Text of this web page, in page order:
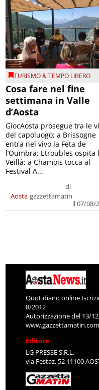
TURISMO & TEMPO LIBERO
Cosa fare nel fine
settimana in Valle
d’Aosta
Aosta
di
gazzettamatin
il 07/08/
GiocAosta prosegue tra le
del capoluogo; a Brissogne
entra nel vivo la Feta de
l’Oumbra; Etroubles ospita
Veillà; a Chamois tocca al
Festival A...
Quotidiano online
8/2012
Autorizzazione del 13/
www.gazzettamatin.com
Editore
LG PRESSE S.R.L.
via Festaz, 52 11100